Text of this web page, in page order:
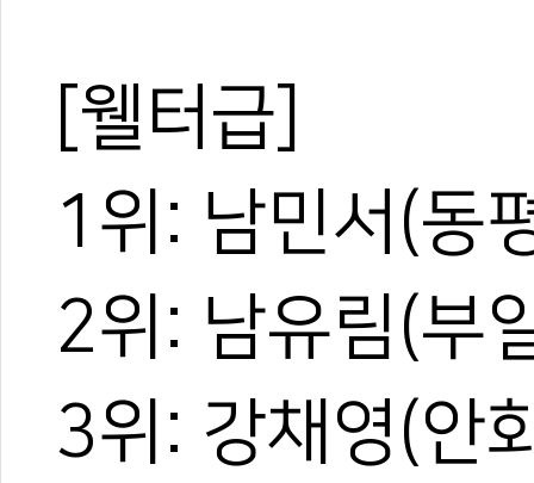
[웰터급]
1위: 남민서(동
2위: 남유림(부
3위: 강채영(안